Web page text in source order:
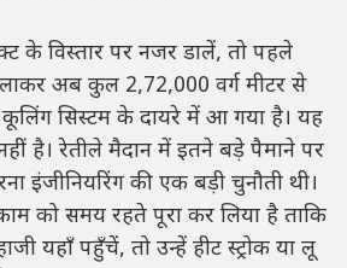
के विस्तार पर नजर डालें, तो पहले
अब कुल 2,72,000 वर्ग मीटर से
कूलिंग सिस्टम के दायरे में आ गया है। यह
है। रेतीले मैदान में इतने बड़े पैमाने पर
इंजीनियरिंग की एक बड़ी चुनौती थी।
को समय रहते पूरा कर लिया है ताकि
यहाँ पहुँचें, तो उन्हें हीट स्ट्रोक या लू